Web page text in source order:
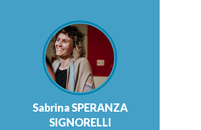
Sabrina SPERANZA
SIGNORELLI